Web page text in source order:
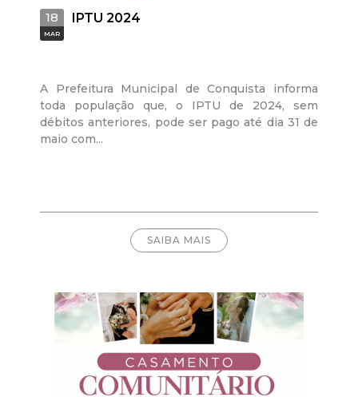
18
MAR
IPTU 2024
A Prefeitura Municipal de Conquista informa
toda população que, o IPTU de 2024, sem
débitos anteriores, pode ser pago até dia 31 de
maio com...
SAIBA MAIS